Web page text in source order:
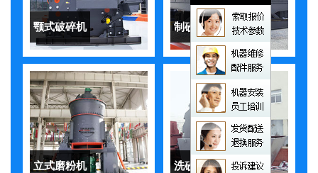
颚式破碎机 制砂机
立式磨粉机 洗砂机